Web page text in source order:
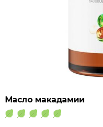
Масло макадамии